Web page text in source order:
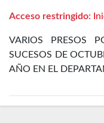
Acceso restringido:
VARIOS PRESOS
SUCESOS DE
AÑO EN EL